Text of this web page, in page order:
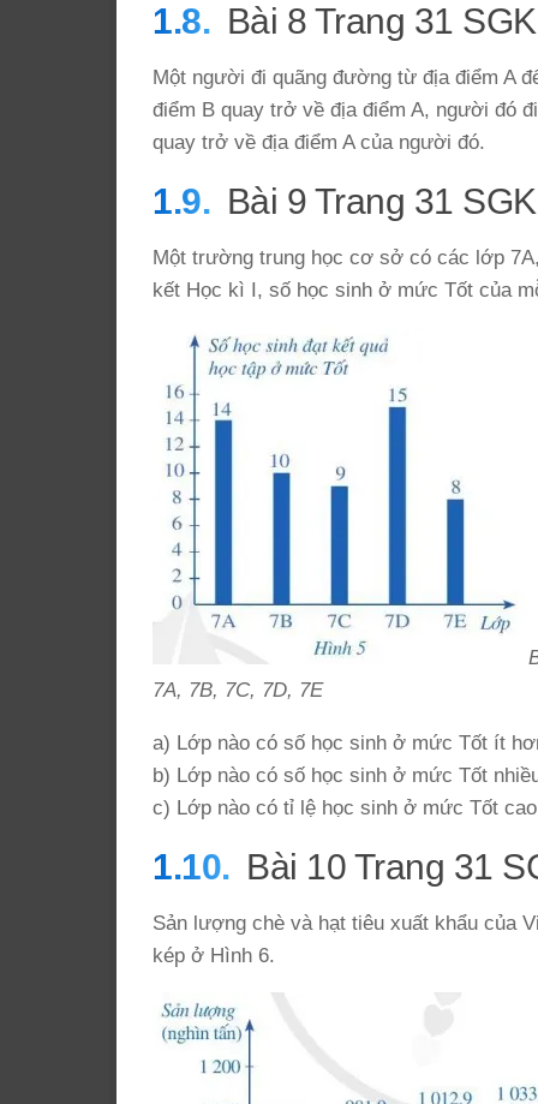
Bài 8 Trang 31
Một người đi quãng đường từ địa điểm A
điểm B quay trở về địa điểm A, người đó
quay trở về địa điểm A của người đó.
Bài 9 Trang 31
Một trường trung học cơ sở có các lớp
kết Học kì I, số học sinh ở mức Tốt của
7A, 7B, 7C, 7D, 7E
a) Lớp nào có số học sinh ở mức Tốt ít
b) Lớp nào có số học sinh ở mức Tốt
c) Lớp nào có tỉ lệ học sinh ở mức Tốt
Bài 10 Trang 31
Sản lượng chè và hạt tiêu xuất khẩu của
kép ở Hình 6.